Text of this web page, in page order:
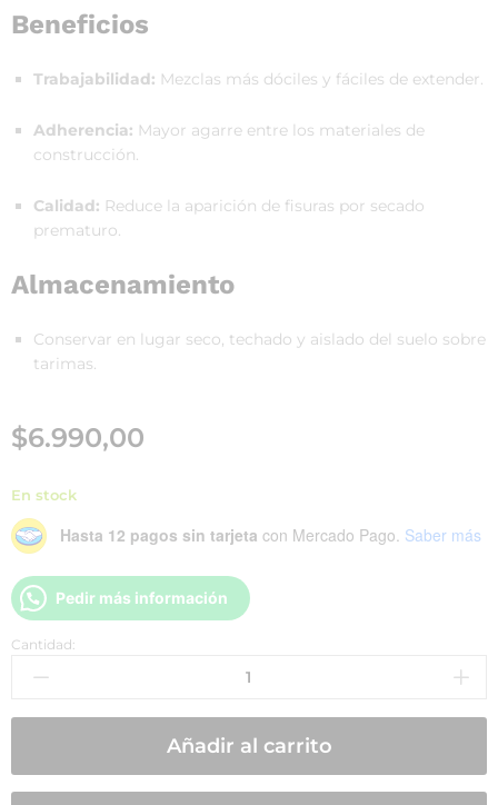
Beneficios
Trabajabilidad: Mezclas más dóciles y fáciles de extender.
Adherencia: Mayor agarre entre los materiales de
construcción.
Calidad: Reduce la aparición de fisuras por secado
prematuro.
Almacenamiento
Conservar en lugar seco, techado y aislado del suelo sobre
tarimas.
$6.990,00
En stock
Hasta 12 pagos sin tarjeta con Mercado Pago. Saber más
Pedir más información
Cantidad:
Añadir al carrito